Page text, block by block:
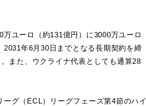
万ユーロ（約131億円）に3000万ユーロ
2031年6月30日までとなる長期契約を締
また、ウクライナ代表としても通算28
グ（ECL）リーグフェーズ第4節のハイ